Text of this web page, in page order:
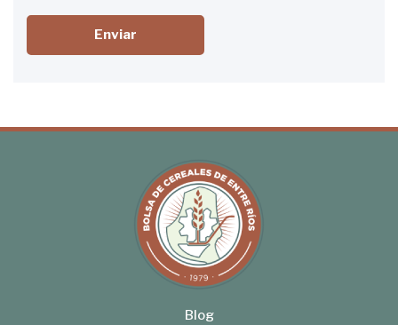
Enviar
Blog